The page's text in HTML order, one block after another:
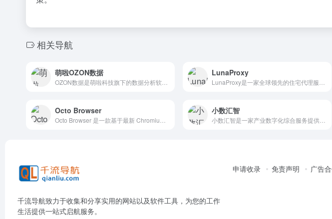
相关导航
萌啦OZON数据 LunaProxy
Octo Browser 小数汇智
千流导航致力于收集和分享实用的网站以及软件工具，为您的工作
生活提供一站式启航服务。
申请收录 免责声明 广告